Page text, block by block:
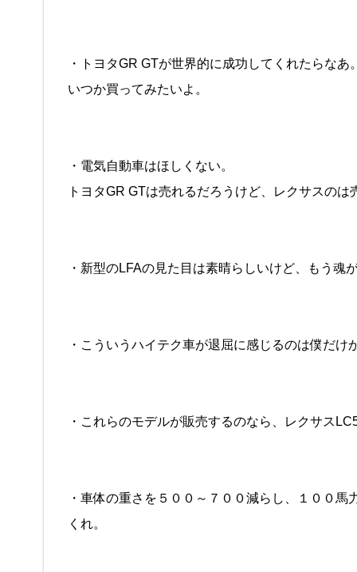
・トヨタGR GTが世界的に成功してくれたらなあ
いつか買ってみたいよ。
・電気自動車はほしくない。
トヨタGR GTは売れるだろうけど、レクサスのは
・新型のLFAの見た目は素晴らしいけど、もう魂
・こういうハイテク車が退屈に感じるのは僕だけ
・これらのモデルが販売するのなら、レクサス
・車体の重さを５００～７００減らし、１００
くれ。